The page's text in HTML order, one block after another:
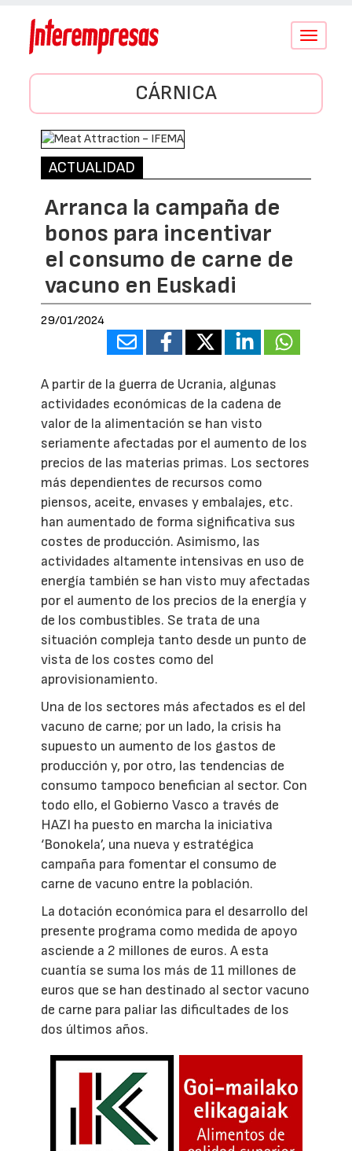
Conmutar
CÁRNICA
ACTUALIDAD
Arranca la campaña de
bonos para incentivar
el consumo de carne de
vacuno en Euskadi
29/01/2024
A partir de la guerra de Ucrania, algunas
actividades económicas de la cadena de
valor de la alimentación se han visto
seriamente afectadas por el aumento de los
precios de las materias primas. Los sectores
más dependientes de recursos como
piensos, aceite, envases y embalajes, etc.
han aumentado de forma significativa sus
costes de producción. Asimismo, las
actividades altamente intensivas en uso de
energía también se han visto muy afectadas
por el aumento de los precios de la energía y
de los combustibles. Se trata de una
situación compleja tanto desde un punto de
vista de los costes como del
aprovisionamiento.
Una de los sectores más afectados es el del
vacuno de carne; por un lado, la crisis ha
supuesto un aumento de los gastos de
producción y, por otro, las tendencias de
consumo tampoco benefician al sector. Con
todo ello, el Gobierno Vasco a través de
HAZI ha puesto en marcha la iniciativa
‘Bonokela’, una nueva y estratégica
campaña para fomentar el consumo de
carne de vacuno entre la población.
La dotación económica para el desarrollo del
presente programa como medida de apoyo
asciende a 2 millones de euros. A esta
cuantía se suma los más de 11 millones de
euros que se han destinado al sector vacuno
de carne para paliar las dificultades de los
dos últimos años.